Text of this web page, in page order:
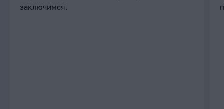
заключимся.